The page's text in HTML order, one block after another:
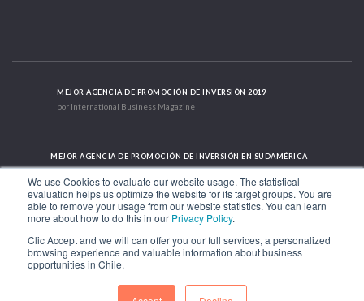
We use Cookies to evaluate our website usage. The statistical
evaluation helps us optimize the website for its target groups. You are
able to remove your usage from our website statistics. You can learn
more about how to do this in our Privacy Policy.
Clic Accept and we will can offer you our full services, a personalized
browsing experience and valuable information about business
opportunities in Chile.
MEJOR AGENCIA DE PROMOCIÓN DE INVERSIÓN 2019
por International Business Magazine
MEJOR AGENCIA DE PROMOCIÓN DE INVERSIÓN EN SUDAMÉRICA
2019 - 2022; 2024; 2025
CASO DE ÉXITO INTERNACIONAL 2021
Av. Libertador Bernardo O'Higgins 1449, Torre 7, Piso 15. Santiago, Chile.
Teléfono: (56-2) 2663 9211